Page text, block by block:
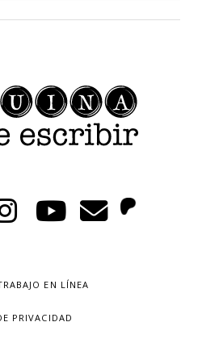
EN LÍNEA
PRIVACIDAD